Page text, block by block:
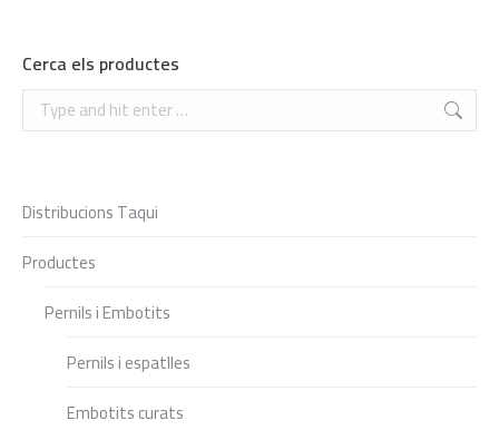
Cerca els productes
Search:
Distribucions Taqui
Productes
Pernils i Embotits
Pernils i espatlles
Embotits curats